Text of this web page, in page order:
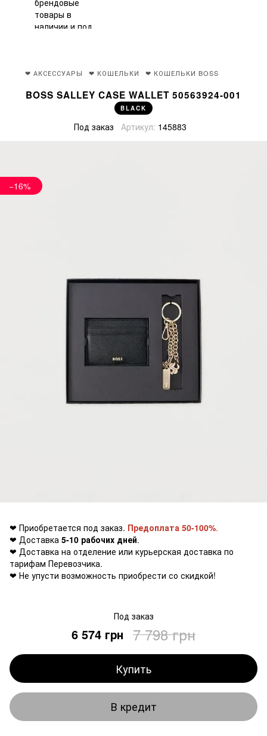
❤ АКСЕССУАРЫ ❤ КОШЕЛЬКИ ❤ КОШЕЛЬКИ BOSS
BOSS SALLEY CASE WALLET 50563924-001
BLACK
Под заказ Артикул: 145883
−16%
❤ Приобретается под заказ. Предоплата 50-100%.
❤ Доставка 5-10 рабочих дней.
❤ Доставка на отделение или курьерская доставка по
тарифам Перевозчика.
❤ Не упусти возможность приобрести со скидкой!
Под заказ
6 574 грн 7 798 грн
Купить
В кредит